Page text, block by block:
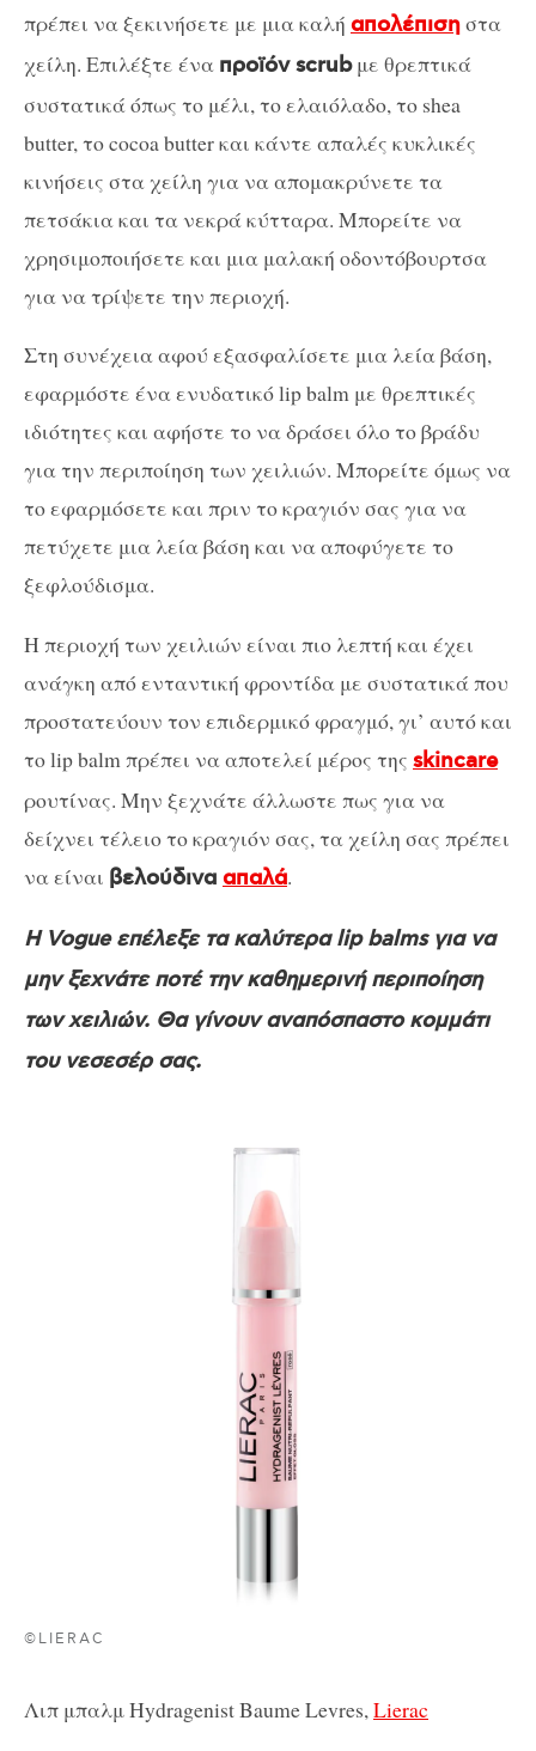
πρέπει να ξεκινήσετε με μια καλή απολέπισηστα
χείλη. Επιλέξτε ένα προϊόν scrubμε θρεπτικά
συστατικά όπως το μέλι, το ελαιόλαδο, το shea
butter, το cocoa butter και κάντε απαλές κυκλικές
κινήσεις στα χείλη για να απομακρύνετε τα
πετσάκια και τα νεκρά κύτταρα. Μπορείτε να
χρησιμοποιήσετε και μια μαλακή οδοντόβουρτσα
για να τρίψετε την περιοχή.
Στη συνέχεια αφού εξασφαλίσετε μια λεία βάση,
εφαρμόστε ένα ενυδατικό lip balm με θρεπτικές
ιδιότητες και αφήστε το να δράσει όλο το βράδυ
για την περιποίηση των χειλιών. Μπορείτε όμως να
το εφαρμόσετε και πριν το κραγιόν σας για να
πετύχετε μια λεία βάση και να αποφύγετε το
ξεφλούδισμα.
Η περιοχή των χειλιών είναι πιο λεπτή και έχει
ανάγκη από ενταντική φροντίδα με συστατικά που
προστατεύουν τον επιδερμικό φραγμό, γι’ αυτό και
το lip balm πρέπει να αποτελεί μέρος της skincare
ρουτίνας. Μην ξεχνάτε άλλωστε πως για να
δείχνει τέλειο το κραγιόν σας, τα χείλη σας πρέπει
να είναι βελούδινα απαλά.
Η Vogue επέλεξε τα καλύτερα lip balms για να
μην ξεχνάτε ποτέ την καθημερινή περιποίηση
των χειλιών. Θα γίνουν αναπόσπαστο κομμάτι
του νεσεσέρ σας.
©LIERAC
Λιπ μπαλμ Hydragenist Baume Levres,Lierac